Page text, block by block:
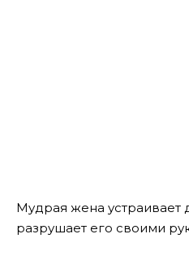
Мудрая жена устраивает
разрушает его своими